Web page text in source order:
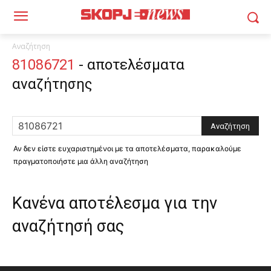
Αναζήτηση
81086721 - αποτελέσματα
αναζήτησης
Αν δεν είστε ευχαριστημένοι με τα αποτελέσματα, παρακαλούμε
πραγματοποιήστε μια άλλη αναζήτηση
Κανένα αποτέλεσμα για την
αναζήτησή σας